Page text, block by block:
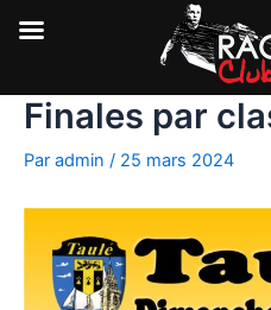
Aller
contenu
Finales par
Par admin / 25 mars 2024